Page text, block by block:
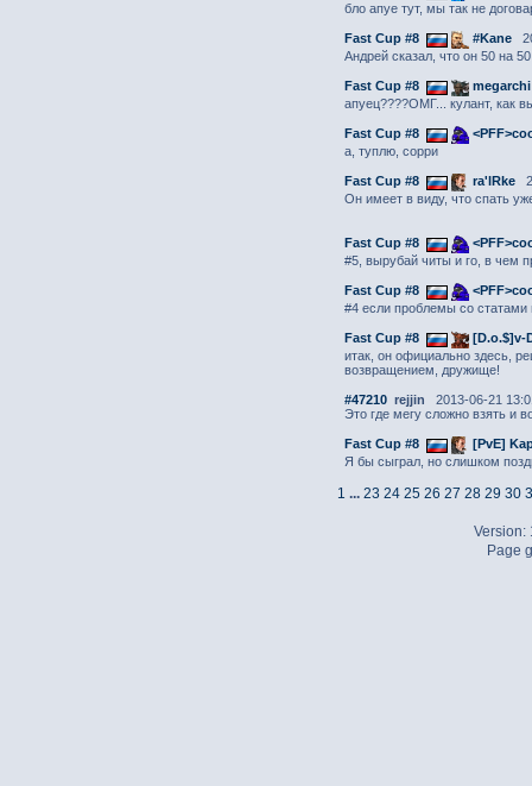
бло апуе тут, мы так не
Fast Cup #8 #Kane
Андрей сказал, что он 50 на
Fast Cup #8
megarchi
апуец????ОМГ... кулант, как
Fast Cup #8
а, туплю, сорри
Fast Cup #8 ra'lRke
Он имеет в виду, что спать
Fast Cup #8
#5, вырубай читы и го, в чем
Fast Cup #8
#4 если проблемы со
Fast Cup #8
[D.o.$]v-
итак, он официально здесь,
возвращением, дружище!
#47210 rejjin
2013-06-21
Это где мегу сложно взять и
Fast Cup #8
[PvE]
Я бы сыграл, но слишком
1 ... 23 24 25 26 27 28 29 30
Version:
Page